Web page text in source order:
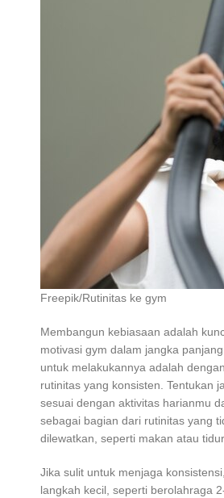
Freepik/Rutinitas ke gym
Membangun kebiasaan adalah
motivasi gym dalam jangka
untuk melakukannya adalah
rutinitas yang konsisten. Tentukan
sesuai dengan aktivitas harianmu
sebagai bagian dari rutinitas yang
dilewatkan, seperti makan atau
Jika sulit untuk menjaga
langkah kecil, seperti berolahraga